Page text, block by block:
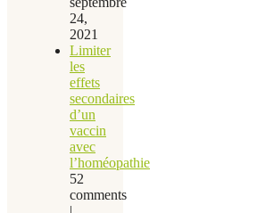
24,
2021
Limiter
les
effets
secondaires
d’un
vaccin
avec
l’homéopathie
52
comments